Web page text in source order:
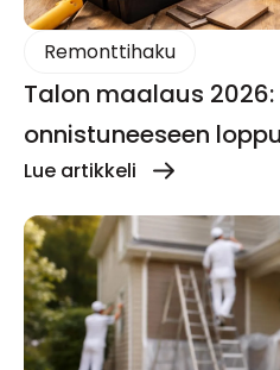
Remonttihaku
Talon maalaus
onnistuneeseen
Lue artikkeli